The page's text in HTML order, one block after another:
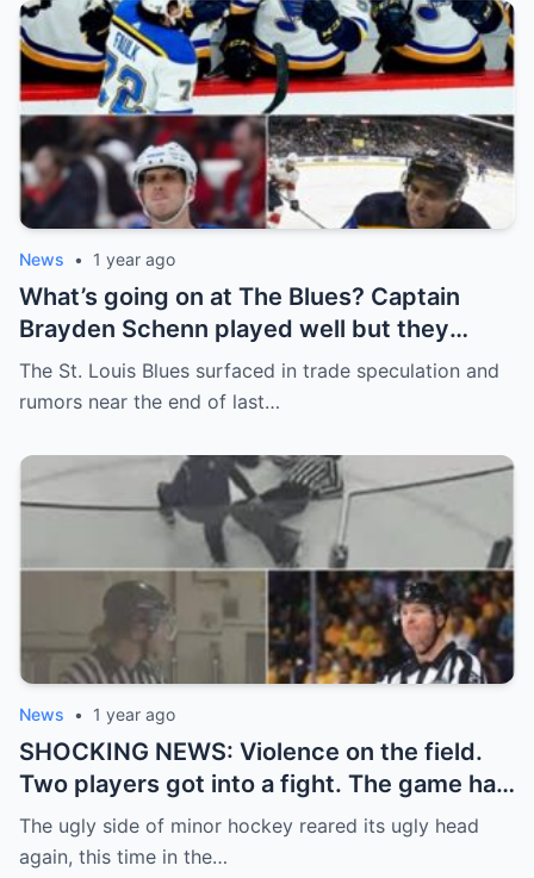
News • 1 year ago
What’s going on at The Blues? Captain
Brayden Schenn played well but they
decided to sell, and the replacement name
shocked everyone.
The St. Louis Blues surfaced in trade speculation and
rumors near the end of last…
News • 1 year ago
SHOCKING NEWS: Violence on the field.
Two players got into a fight. The game had
to be stopped and the police had to
intervene.
The ugly side of minor hockey reared its ugly head
again, this time in the…